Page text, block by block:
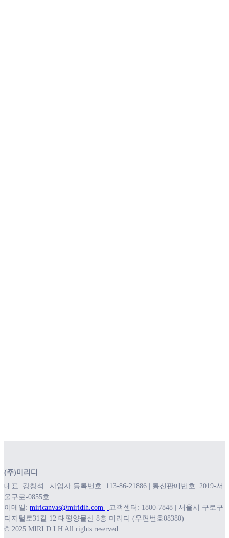
(주)미리디
대표: 강창석 | 사업자 등록번호: 113-86-21886 | 통신판매번호: 2019-서
울구로-0855호
이메일: miricanvas@miridih.com | 고객센터: 1800-7848 | 서울시 구로구
디지털로31길 12 태평양물산 8층 미리디 (우편번호08380)
© 2025 MIRI D.I.H All rights reserved